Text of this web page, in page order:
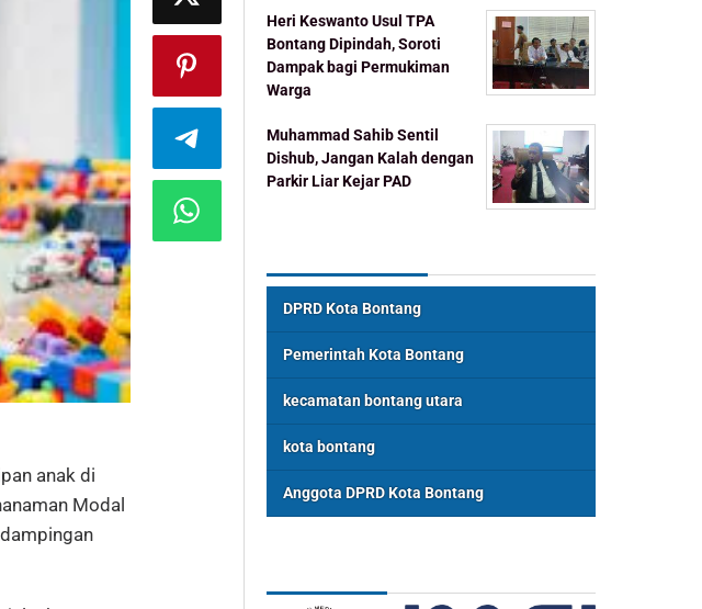
anak di
Modal
Heri Keswanto Usul TPA
Bontang Dipindah, Soroti
Dampak bagi Permukiman
Warga
Muhammad Sahib Sentil
Dishub, Jangan Kalah dengan
Parkir Liar Kejar PAD
DPRD Kota Bontang
Pemerintah Kota Bontang
kecamatan bontang utara
kota bontang
Anggota DPRD Kota Bontang